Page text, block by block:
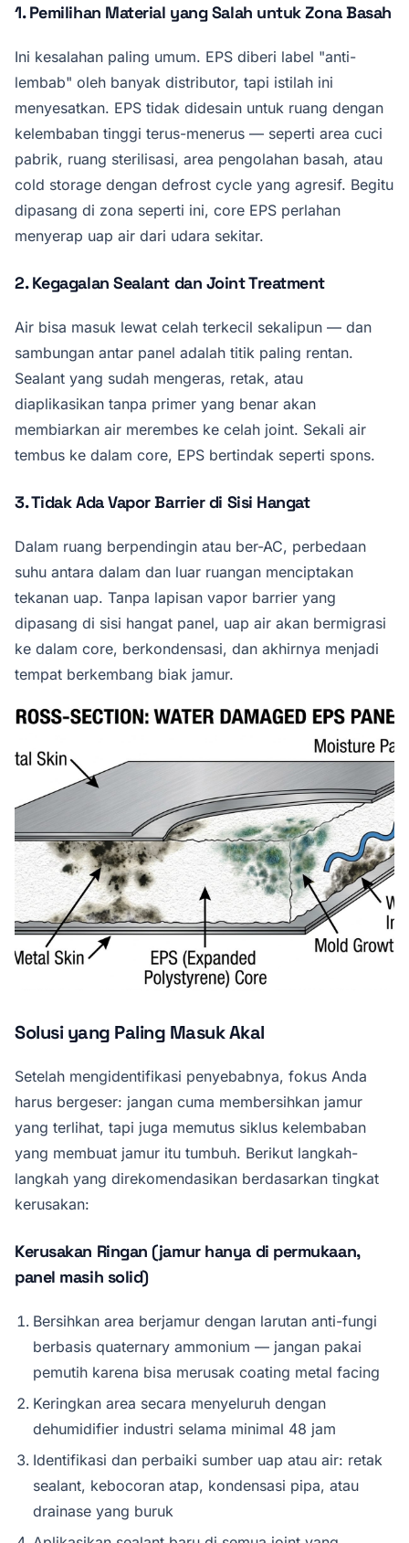
1. Pemilihan Material yang Salah untuk Zona Basah
Ini kesalahan paling umum. EPS diberi label "anti-
lembab" oleh banyak distributor, tapi istilah ini
menyesatkan. EPS tidak didesain untuk ruang dengan
kelembaban tinggi terus-menerus — seperti area cuci
pabrik, ruang sterilisasi, area pengolahan basah, atau
cold storage dengan defrost cycle yang agresif. Begitu
dipasang di zona seperti ini, core EPS perlahan
menyerap uap air dari udara sekitar.
2. Kegagalan Sealant dan Joint Treatment
Air bisa masuk lewat celah terkecil sekalipun — dan
sambungan antar panel adalah titik paling rentan.
Sealant yang sudah mengeras, retak, atau
diaplikasikan tanpa primer yang benar akan
membiarkan air merembes ke celah joint. Sekali air
tembus ke dalam core, EPS bertindak seperti spons.
3. Tidak Ada Vapor Barrier di Sisi Hangat
Dalam ruang berpendingin atau ber-AC, perbedaan
suhu antara dalam dan luar ruangan menciptakan
tekanan uap. Tanpa lapisan vapor barrier yang
dipasang di sisi hangat panel, uap air akan bermigrasi
ke dalam core, berkondensasi, dan akhirnya menjadi
tempat berkembang biak jamur.
Solusi yang Paling Masuk Akal
Setelah mengidentifikasi penyebabnya, fokus Anda
harus bergeser: jangan cuma membersihkan jamur
yang terlihat, tapi juga memutus siklus kelembaban
yang membuat jamur itu tumbuh. Berikut langkah-
langkah yang direkomendasikan berdasarkan tingkat
kerusakan:
Kerusakan Ringan (jamur hanya di permukaan,
panel masih solid)
Bersihkan area berjamur dengan larutan anti-fungi
berbasis quaternary ammonium — jangan pakai
pemutih karena bisa merusak coating metal facing
Keringkan area secara menyeluruh dengan
dehumidifier industri selama minimal 48 jam
Identifikasi dan perbaiki sumber uap atau air: retak
sealant, kebocoran atap, kondensasi pipa, atau
drainase yang buruk